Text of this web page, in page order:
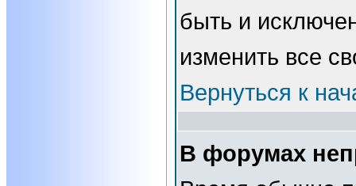
быть и
изменить все
Вернуться к
В форумах